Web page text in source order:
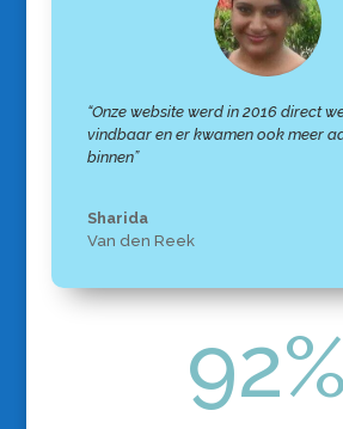
“Onze website werd in 2016 direct
vindbaar en er kwamen ook meer
binnen”
Sharida
Van den Reek
92%